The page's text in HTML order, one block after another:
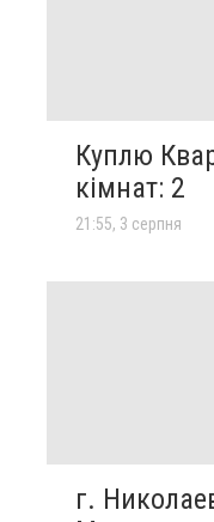
Куплю
кімнат: 2
21:55, 3 серпня
г.